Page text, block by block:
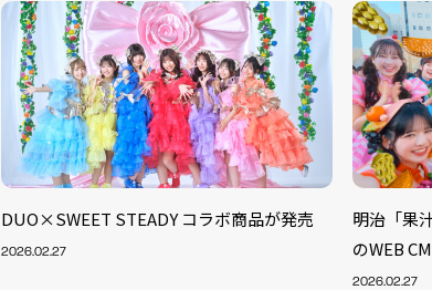
DUO×SWEET STEADY コラボ商品が発売
2026.02.27
明治「果
のWEB
2026.02.27